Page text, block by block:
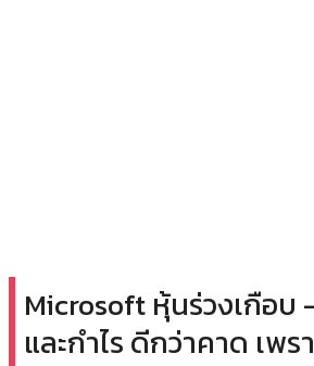
Microsoft หุ้นร่วงเกือบ
และกำไร ดีกว่าคาด เพรา